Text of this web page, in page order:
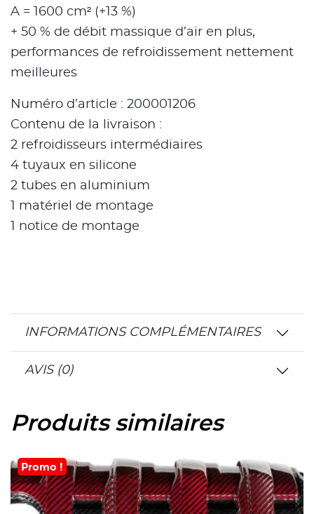
A = 1600 cm² (+13 %)
+ 50 % de débit massique d’air en plus,
performances de refroidissement nettement
meilleures
Numéro d’article : 200001206
Contenu de la livraison :
2 refroidisseurs intermédiaires
4 tuyaux en silicone
2 tubes en aluminium
1 matériel de montage
1 notice de montage
INFORMATIONS COMPLÉMENTAIRES
AVIS (0)
Produits similaires
Promo !